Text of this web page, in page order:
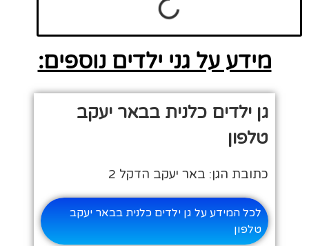
מידע על גני ילדים נוספים:
גן ילדים כלנית בבאר יעקב
טלפון
כתובת הגן: באר יעקב הדקל 2
לכל המידע על גן ילדים כלנית בבאר יעקב
טלפון